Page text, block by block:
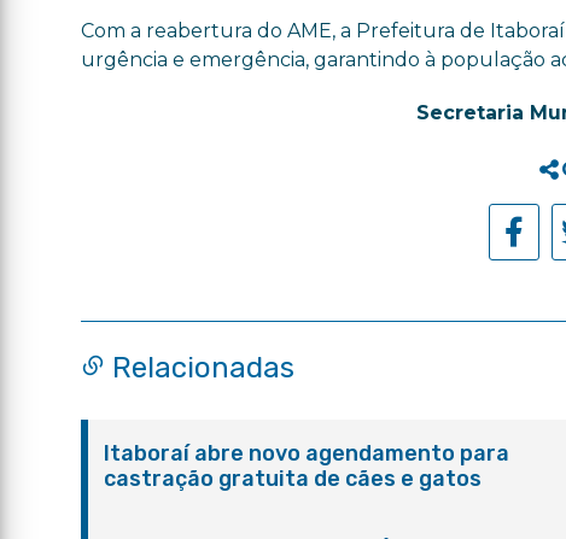
Com a reabertura do AME, a Prefeitura de
urgência e emergência, garantindo à população
Secretaria
Relacionadas
Itaboraí abre novo agendamento para
castração gratuita de cães e gatos